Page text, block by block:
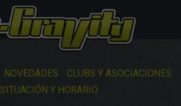
NOVEDADES
CLUBS Y ASOCIACIONES
SITUACIÓN Y HORARIO